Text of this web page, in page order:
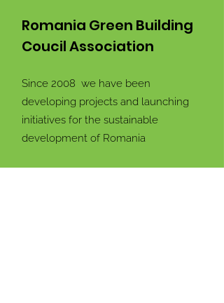
Romania Green Building
Coucil Association
Since 2008 we have been
developing projects and launching
initiatives for the sustainable
development of Romania